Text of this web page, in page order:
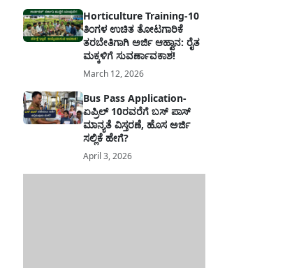
Horticulture Training-10
ತಿಂಗಳ ಉಚಿತ ತೋಟಗಾರಿಕೆ
ತರಬೇತಿಗಾಗಿ ಅರ್ಜಿ ಆಹ್ವಾನ: ರೈತ
ಮಕ್ಕಳಿಗೆ ಸುವರ್ಣಾವಕಾಶ!
March 12, 2026
Bus Pass Application-
ಏಪ್ರಿಲ್ 10ರವರೆಗೆ ಬಸ್ ಪಾಸ್
ಮಾನ್ಯತೆ ವಿಸ್ತರಣೆ, ಹೊಸ ಅರ್ಜಿ
ಸಲ್ಲಿಕೆ ಹೇಗೆ?
April 3, 2026